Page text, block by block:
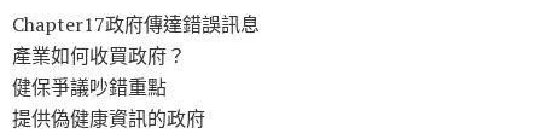
Chapter17政府傳達錯誤訊息
產業如何收買政府？
健保爭議吵錯重點
提供偽健康資訊的政府